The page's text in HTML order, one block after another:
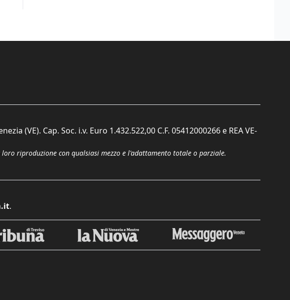
(VE). Cap. Soc. i.v. Euro 1.432.522,00 C.F. 05412000266 e REA VE-
riproduzione con qualsiasi mezzo e l'adattamento totale o parziale.
.